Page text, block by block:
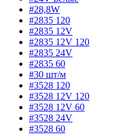
#28,8W
#2835 120
#2835 12V
#2835 12V 120
#2835 24V
#2835 60
#30 шт/м
#3528 120
#3528 12V 120
#3528 12V 60
#3528 24V
#3528 60